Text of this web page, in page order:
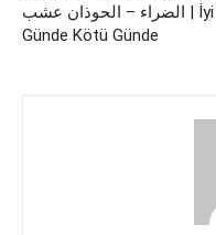
الضراء – الحوذان عشب | İyi
Günde Kötü Günde